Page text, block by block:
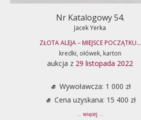
Nr Katalogowy 54.
Jacek Yerka
ZŁOTA ALEJA – MIEJSCE POCZĄTKU...
kredki, ołówek, karton
aukcja z 29 listopada 2022
Wywoławcza: 1 000 zł
Cena uzyskana: 15 400 zł
... więcej ...